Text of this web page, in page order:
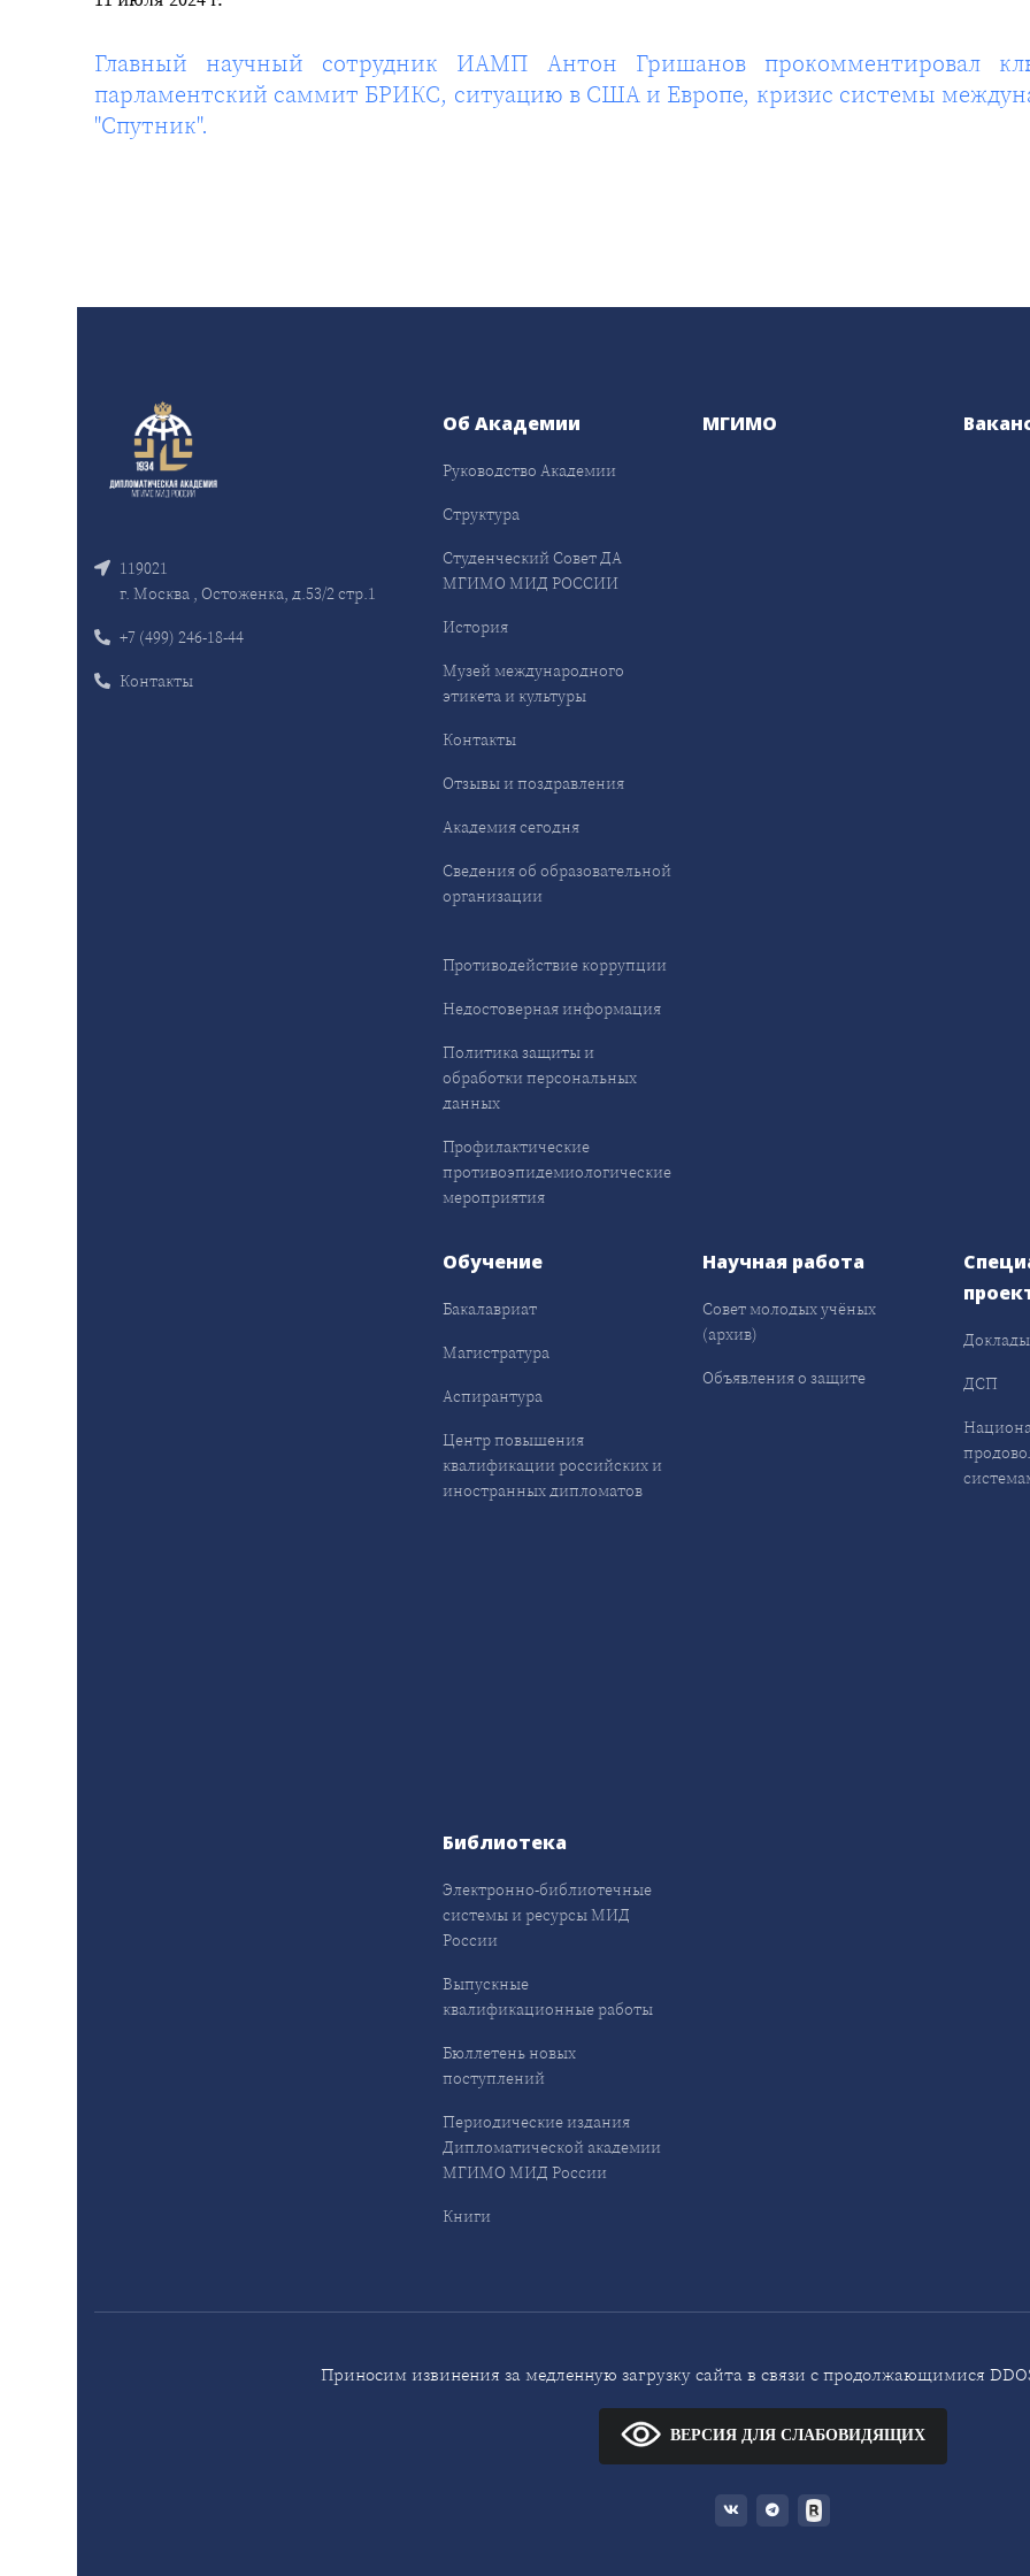
Главный научный сотрудник ИАМП Антон Гришанов прокомментировал
парламентский саммит БРИКС, ситуацию в США и Европе, кризис системы
"Спутник".
119021
г. Москва , Остоженка, д.53/2 стр.1
+7 (499) 246-18-44
Контакты
Об Академии
Руководство Академии
Структура
Студенческий Совет ДА
МГИМО МИД РОССИИ
История
Музей международного
этикета и культуры
Контакты
Отзывы и поздравления
Академия сегодня
Сведения об образовательной
организации
Противодействие коррупции
Недостоверная информация
Политика защиты и
обработки персональных
данных
Профилактические
противоэпидемиологические
мероприятия
МГИМО
Обучение
Бакалавриат
Магистратура
Аспирантура
Центр повышения
квалификации российских и
иностранных дипломатов
Научная работа
Совет молодых учёных
(архив)
Объявления о защите
Доклады
ДСП
Библиотека
Электронно-библиотечные
системы и ресурсы МИД
России
Выпускные
квалификационные работы
Бюллетень новых
поступлений
Периодические издания
Дипломатической академии
МГИМО МИД России
Книги
Приносим извинения за медленную загрузку сайта в связи с продолжающимися
ВЕРСИЯ ДЛЯ СЛАБОВИДЯЩИХ